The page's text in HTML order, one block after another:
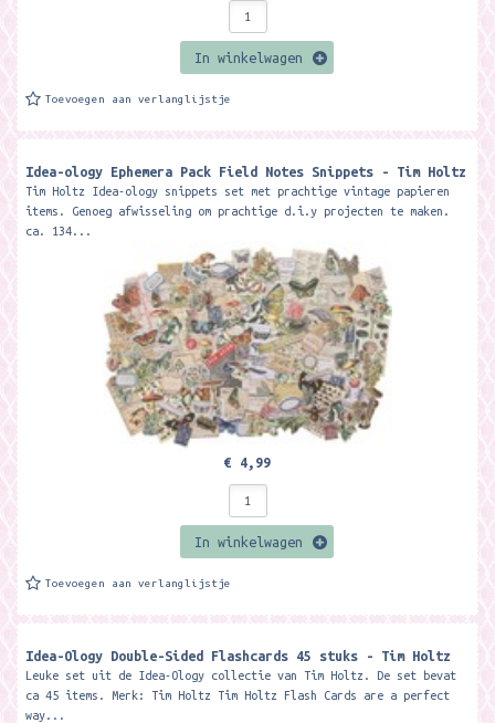
In winkelwagen
Toevoegen aan verlanglijstje
Idea-ology Ephemera Pack Field Notes Snippets - Tim Holtz
Tim Holtz Idea-ology snippets set met prachtige vintage papieren
items. Genoeg afwisseling om prachtige d.i.y projecten te maken.
ca. 134...
€ 4,99
In winkelwagen
Toevoegen aan verlanglijstje
Idea-Ology Double-Sided Flashcards 45 stuks - Tim Holtz
Leuke set uit de Idea-Ology collectie van Tim Holtz. De set bevat
ca 45 items. Merk: Tim Holtz Tim Holtz Flash Cards are a perfect
way...